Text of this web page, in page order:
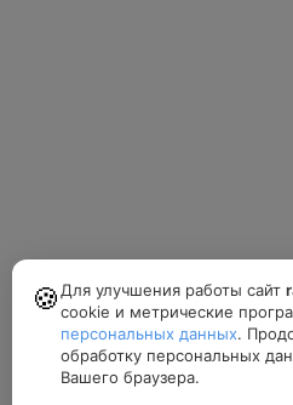
🍪 Для улучшения работы сайт
cookie и метрические
персональных данных.
обработку персональных
Вашего браузера.